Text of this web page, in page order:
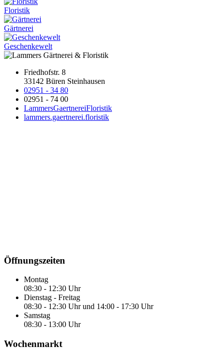
Floristik
Gärtnerei
Geschenkewelt
Friedhofstr. 8
33142 Büren Steinhausen
02951 - 34 80
02951 - 74 00
LammersGaertnereiFloristik
lammers.gaertnerei.floristik
Öffnungszeiten
Montag
08:30 - 12:30 Uhr
Dienstag - Freitag
08:30 - 12:30 Uhr und 14:00 - 17:30 Uhr
Samstag
08:30 - 13:00 Uhr
Wochenmarkt